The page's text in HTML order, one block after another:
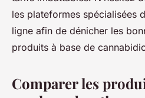
les plateformes spécialisées
ligne afin de dénicher les
produits à base de
Comparer les